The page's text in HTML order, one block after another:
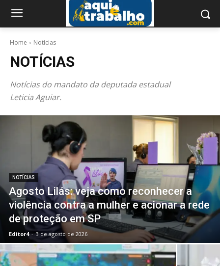
Home Notícias
NOTÍCIAS
Notícias do mandato da deputada estadual
Leticia Aguiar.
NOTÍCIAS
Agosto Lilás: veja como reconhecer a
violência contra a mulher e acionar a rede
de proteção em SP
Editor4 - 3 de agosto de 2026